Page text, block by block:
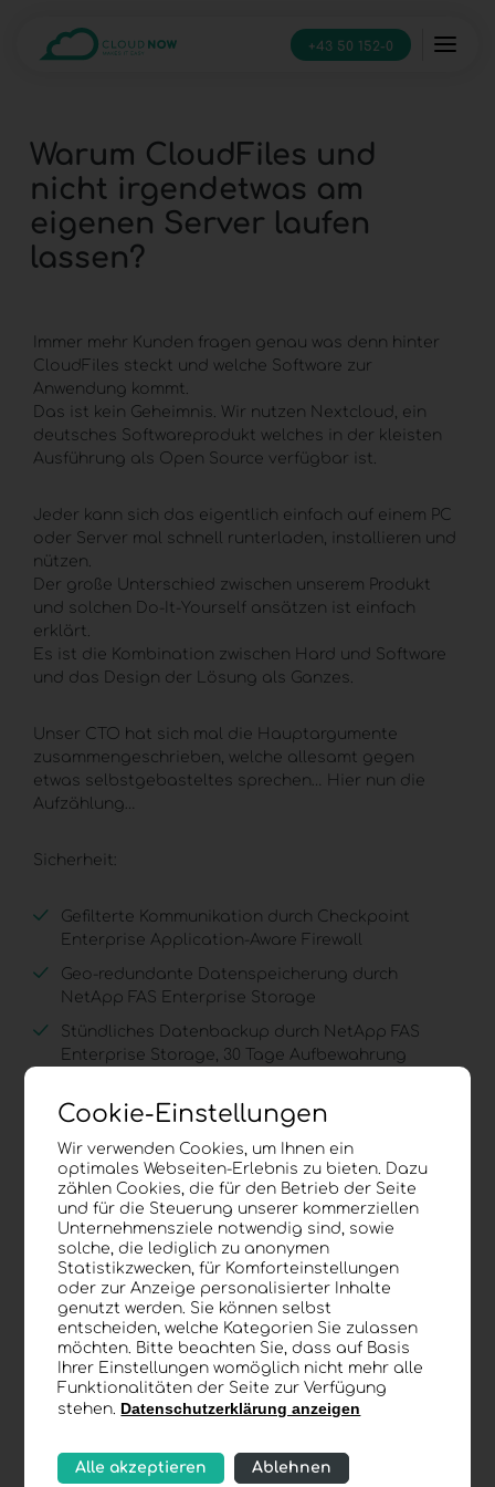
+43 50 152-0
Warum CloudFiles und
nicht irgendetwas am
eigenen Server laufen
lassen?
Immer mehr Kunden fragen genau was denn hinter
CloudFiles steckt und welche Software zur
Anwendung kommt.
Das ist kein Geheimnis. Wir nutzen Nextcloud, ein
deutsches Softwareprodukt welches in der kleisten
Ausführung als Open Source verfügbar ist.
Jeder kann sich das eigentlich einfach auf einem PC
oder Server mal schnell runterladen, installieren und
nützen.
Der große Unterschied zwischen unserem Produkt
und solchen Do-It-Yourself ansätzen ist einfach
erklärt.
Es ist die Kombination zwischen Hard und Software
und das Design der Lösung als Ganzes.
Unser CTO hat sich mal die Hauptargumente
zusammengeschrieben, welche allesamt gegen
etwas selbstgebasteltes sprechen… Hier nun die
Aufzählung…
Sicherheit:
Gefilterte Kommunikation durch Checkpoint
Enterprise Application-Aware Firewall
Geo-redundante Datenspeicherung durch
NetApp FAS Enterprise Storage
Stündliches Datenbackup durch NetApp FAS
Enterprise Storage, 30 Tage Aufbewahrung
Verfügbarkeit:
Ausfallsicherheit durch Fault-Tolerant Virtual
Machines
Jede System-Komponente ist mind. doppelt
ausgeführt und Active/Active oder Hot-Spare
Eigenes multi-homed InternetAS
Leistung:
1 Gbit/s symmetrische Internetverbindung
Geschwindigkeit
Cookie-Einstellungen
Wir verwenden Cookies, um Ihnen ein
optimales Webseiten-Erlebnis zu bieten. Dazu
zählen Cookies, die für den Betrieb der Seite
und für die Steuerung unserer kommerziellen
Unternehmensziele notwendig sind, sowie
solche, die lediglich zu anonymen
Statistikzwecken, für Komforteinstellungen
oder zur Anzeige personalisierter Inhalte
genutzt werden. Sie können selbst
entscheiden, welche Kategorien Sie zulassen
möchten. Bitte beachten Sie, dass auf Basis
Ihrer Einstellungen womöglich nicht mehr alle
Funktionalitäten der Seite zur Verfügung
stehen. Datenschutzerklärung anzeigen
Alle akzeptieren Ablehnen